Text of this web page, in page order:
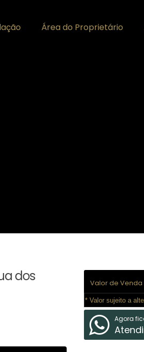
Área do Proprietário
dos
Valor de Venda
* Valor sujeito a
Agora